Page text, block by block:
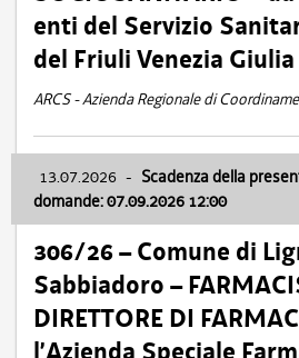
enti del Servizio
del Friuli Venezia Giulia
ARCS - Azienda Regionale di
13.07.2026 - Scadenza della
domande: 07.09.2026 12:00
306/26 – Comune di
Sabbiadoro –
DIRETTORE DI